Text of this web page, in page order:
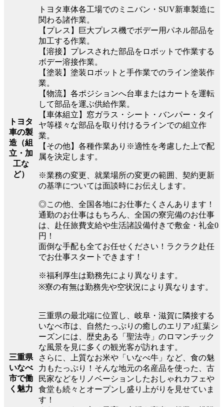
トヨタ
車の製
造（組
立・加
工な
ど）
トヨタ車体各工場でのミニバン・SUV新車製造に
関わる諸作業。
【プレス】巨大プレス機でボデー用パネル部品を
加工する作業。
【溶接】プレスされた部品をロボットで作業する
ボデー溶接作業。
【塗装】塗装ロボットと手作業でのライン塗装作
業。
【物流】各ポジションへ台車またはカートを運転
して部品を運ぶ供給作業。
【車体組立】窓ガラス・シート・バンパー・タイ
ヤ等様々な部品を取り付けるラインでの組立作
業。
【その他】各種作業あり※適性を考慮した上で配
属を決定します。
※業務の変更、就業場所の変更の範囲、契約更新
の基準については面談時にお伝えします。
◎この他、全国各地にお仕事たくさんあります！
通勤のお仕事はもちろん、全国の寮完備のお仕事
は、赴任旅費支給や生活諸設備付きで敷金・礼金0
円！
面倒な手配も全てお任せください！ラクラク赴任
でお仕事スタートできます！
※福利厚生は勤務先により異なります。
※寮の有無は勤務先や空状況により異なります。
三重県
いなべ
市で働
く魅力
三重県の最北端に位置し、岐阜・滋賀に隣接する
いなべ市は、自然たっぷりの癒しのエリア♪紅葉シ
ーズンには、歴史ある「聖法寺」のロマンチック
な風景を見に多くの観光客が訪れます。
さらに、上質なお米や「いなべ牛」など、食の魅
力もたっぷり！そんな地元の名産品を使った、古
民家などをリノベーションしたおしゃれカフェや
食堂も続々とオープンし盛り上がりを見せていま
す！